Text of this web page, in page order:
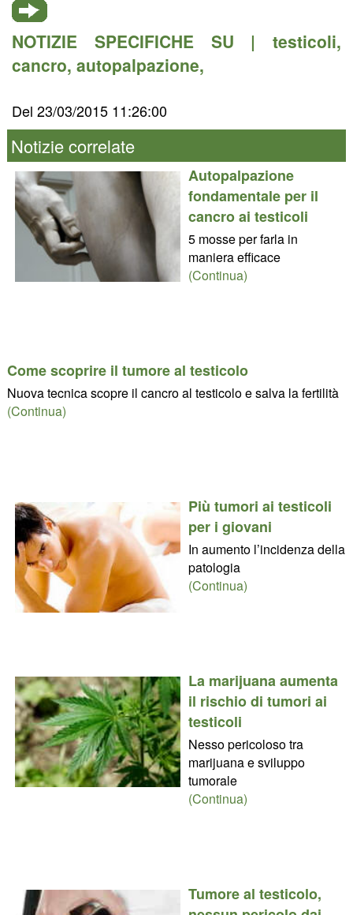
NOTIZIE SPECIFICHE SU | testicoli,
cancro, autopalpazione,
Del 23/03/2015 11:26:00
Notizie correlate
Autopalpazione
fondamentale per il
cancro ai testicoli
5 mosse per farla in
maniera efficace
(Continua)
Come scoprire il tumore al testicolo
Nuova tecnica scopre il cancro al testicolo e salva la fertilità
(Continua)
Più tumori ai testicoli
per i giovani
In aumento l’incidenza della
patologia
(Continua)
La marijuana aumenta
il rischio di tumori ai
testicoli
Nesso pericoloso tra
marijuana e sviluppo
tumorale
(Continua)
Tumore al testicolo,